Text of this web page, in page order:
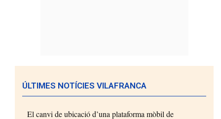
ÚLTIMES NOTÍCIES VILAFRANCA
El canvi de ubicació d’una plataforma mòbil de